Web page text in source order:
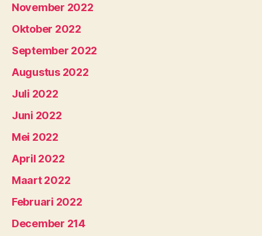
November 2022
Oktober 2022
September 2022
Augustus 2022
Juli 2022
Juni 2022
Mei 2022
April 2022
Maart 2022
Februari 2022
December 214